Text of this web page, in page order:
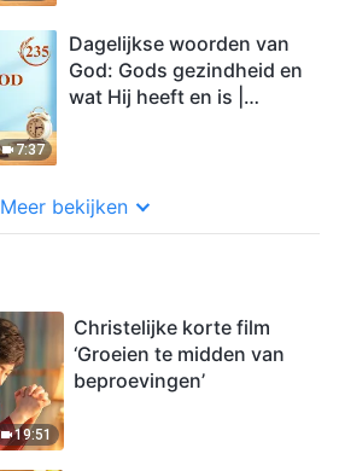
7:37
Dagelijkse woorden van
God: Gods gezindheid en
wat Hij heeft en is |
Meer bekijken
19:51
Christelijke korte film
‘Groeien te midden van
beproevingen’